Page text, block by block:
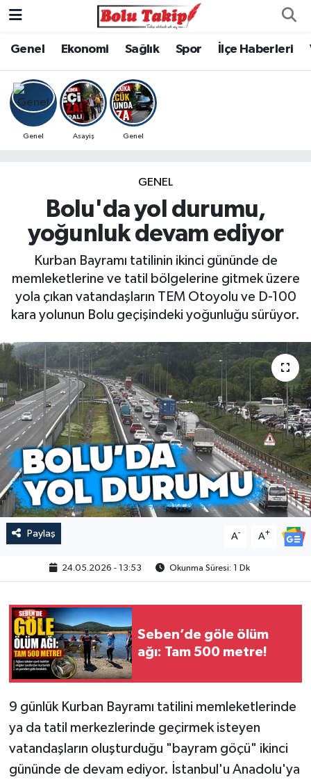
Genel Ekonomi Sağlık Spor İlçe Haberleri
Genel Asayiş Genel
GENEL
Bolu'da yol durumu,
yoğunluk devam ediyor
Kurban Bayramı tatilinin ikinci gününde de
memleketlerine ve tatil bölgelerine gitmek üzere
yola çıkan vatandaşların TEM Otoyolu ve D-100
kara yolunun Bolu geçişindeki yoğunluğu sürüyor.
Paylaş A- A+
24.05.2026 - 13:53 Okunma Süresi: 1 Dk
Seben’de göle ölüm
ağı: Tam 500 metre!
9 günlük Kurban Bayramı tatilini memleketlerinde
ya da tatil merkezlerinde geçirmek isteyen
vatandaşların oluşturduğu "bayram göçü" ikinci
gününde de devam ediyor. İstanbul'u Anadolu'ya